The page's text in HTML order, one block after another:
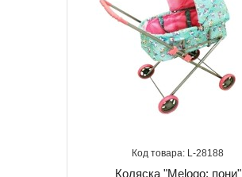
28188
Коляска "Melogo: пони"